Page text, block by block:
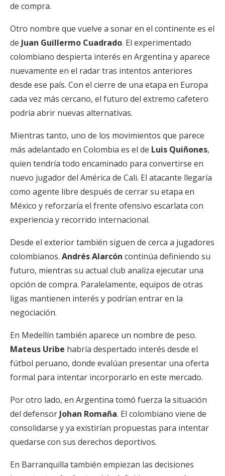
de compra.
Otro nombre que vuelve a sonar en el continente es el
de Juan Guillermo Cuadrado. El experimentado
colombiano despierta interés en Argentina y aparece
nuevamente en el radar tras intentos anteriores
desde ese país. Con el cierre de una etapa en Europa
cada vez más cercano, el futuro del extremo cafetero
podría abrir nuevas alternativas.
Mientras tanto, uno de los movimientos que parece
más adelantado en Colombia es el de Luis Quiñones,
quien tendría todo encaminado para convertirse en
nuevo jugador del América de Cali. El atacante llegaría
como agente libre después de cerrar su etapa en
México y reforzaría el frente ofensivo escarlata con
experiencia y recorrido internacional.
Desde el exterior también siguen de cerca a jugadores
colombianos. Andrés Alarcón continúa definiendo su
futuro, mientras su actual club analiza ejecutar una
opción de compra. Paralelamente, equipos de otras
ligas mantienen interés y podrían entrar en la
negociación.
En Medellín también aparece un nombre de peso.
Mateus Uribe habría despertado interés desde el
fútbol peruano, donde evalúan presentar una oferta
formal para intentar incorporarlo en este mercado.
Por otro lado, en Argentina tomó fuerza la situación
del defensor Johan Romaña. El colombiano viene de
consolidarse y ya existirían propuestas para intentar
quedarse con sus derechos deportivos.
En Barranquilla también empiezan las decisiones